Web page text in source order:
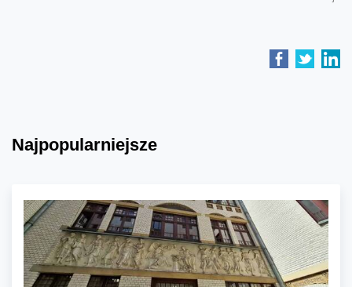
Najpopularniejsze